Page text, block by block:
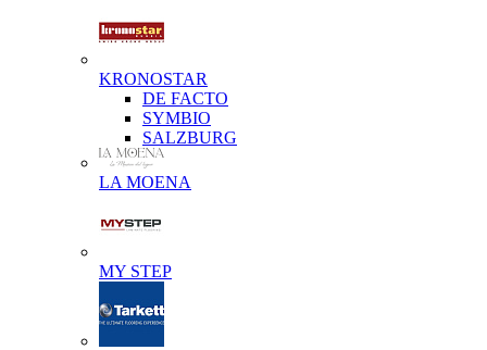
KRONOSTAR
DE FACTO
SYMBIO
SALZBURG
LA MOENA
MY STEP